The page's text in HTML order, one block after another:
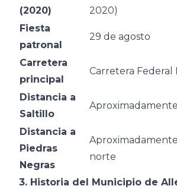
(2020)
2020)
Fiesta
patronal
29 de agosto
Carretera
principal
Carretera Federal
Distancia a
Saltillo
Distancia a
Piedras
Negras
Aproximadamente
norte
3. Historia del Municipio de